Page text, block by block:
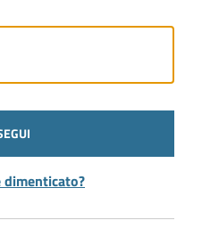
dimenticato?